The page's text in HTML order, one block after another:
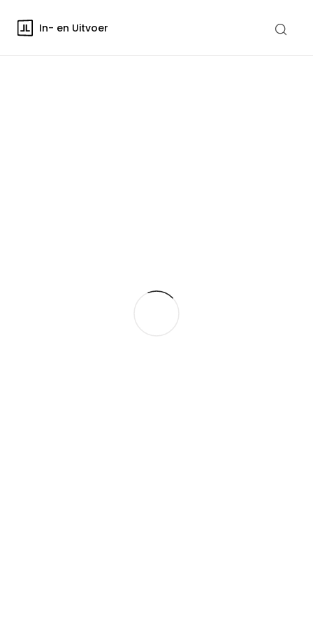
In- en Uitvoer